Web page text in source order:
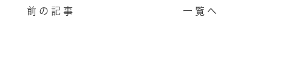
前の記事 一覧へ